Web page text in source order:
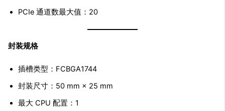
PCIe 通道数最大值：20
封装规格
插槽类型：FCBGA1744
封装尺寸：50 mm × 25 mm
最大 CPU 配置：1